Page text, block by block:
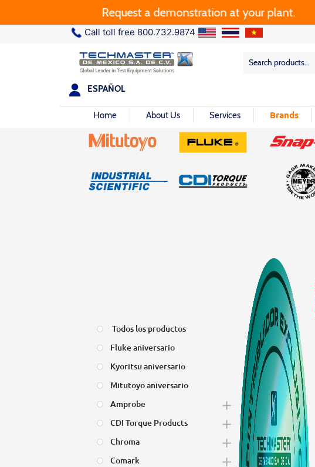
Request a demonstration at your plant.
Call toll free 800.732.9874
Search
Search
ESPAÑOL
Home About Us Services Brands
Todos los productos
Fluke aniversario
Kyoritsu aniversario
Mitutoyo aniversario
Amprobe
CDI Torque Products
Chroma
Comark